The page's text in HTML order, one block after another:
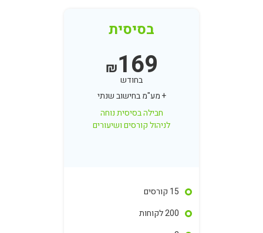
בסיסית
₪169
בחודש
+ מע"מ בחישוב שנתי
חבילה בסיסית נוחה
לניהול קורסים ושיעורים
15 קורסים
200 לקוחות